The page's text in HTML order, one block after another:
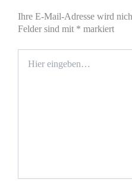
Ihre E-Mail-Adresse wird
Felder sind mit * markiert
eingeben…